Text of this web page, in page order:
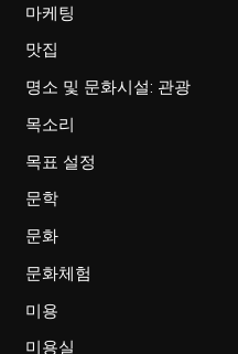
마케팅
맛집
명소 및 문화시설: 관광
목소리
목표 설정
문학
문화
문화체험
미용
미용실